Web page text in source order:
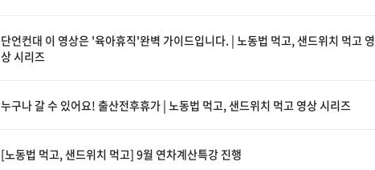
단언컨대 이 영상은 '육아휴직'완벽 가이드입니다. | 노동법 먹고, 샌드위치 먹고 영
상 시리즈
누구나 갈 수 있어요! 출산전후휴가 | 노동법 먹고, 샌드위치 먹고 영상 시리즈
[노동법 먹고, 샌드위치 먹고] 9월 연차계산특강 진행